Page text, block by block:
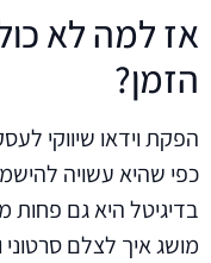
אז למה לא
הזמן?
הפקת וידאו שיווקי
כפי שהיא עשויה
בדיגיטל היא גם
מושג איך לצלם סרטוני